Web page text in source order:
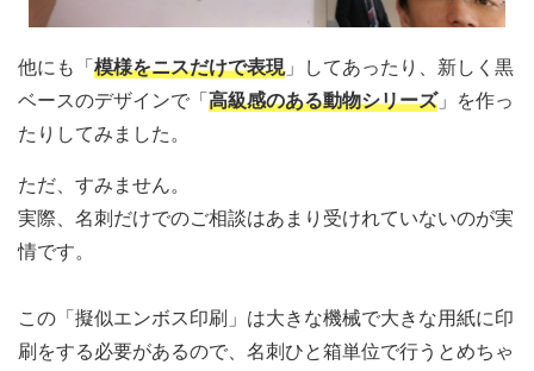
他にも「模様をニスだけで表現」してあったり、新しく黒
ベースのデザインで「高級感のある動物シリーズ」を作っ
たりしてみました。
ただ、すみません。
実際、名刺だけでのご相談はあまり受けれていないのが実
情です。
この「擬似エンボス印刷」は大きな機械で大きな用紙に印
刷をする必要があるので、名刺ひと箱単位で行うとめちゃ